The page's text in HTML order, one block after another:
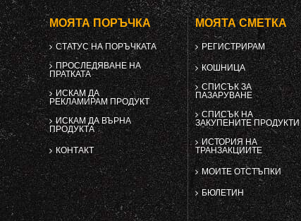
МОЯТА ПОРЪЧКА
СТАТУС НА ПОРЪЧКАТА
ПРОСЛЕДЯВАНЕ НА
ПРАТКАТА
ИСКАМ ДА
РЕКЛАМИРАМ ПРОДУКТ
ИСКАМ ДА ВЪРНА
ПРОДУКТА
КОНТАКТ
МОЯТА СМЕТКА
РЕГИСТРИРАМ
КОШНИЦА
СПИСЪК ЗА
ПАЗАРУВАНЕ
СПИСЪК НА
ЗАКУПЕНИТЕ ПРОДУКТИ
ИСТОРИЯ НА
ТРАНЗАКЦИИТЕ
МОИТЕ ОТСТЪПКИ
БЮЛЕТИН